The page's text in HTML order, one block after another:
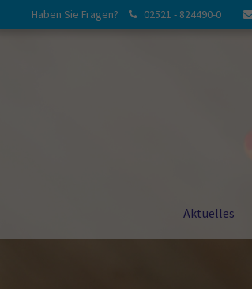
Haben Sie Fragen? 02521 - 824490-0
Aktuelles